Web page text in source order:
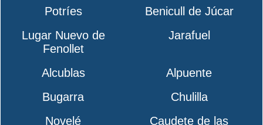
Potríes
Benicull de Júcar
Lugar Nuevo de
Fenollet
Jarafuel
Alcublas
Alpuente
Bugarra
Chulilla
Novelé
Caudete de las